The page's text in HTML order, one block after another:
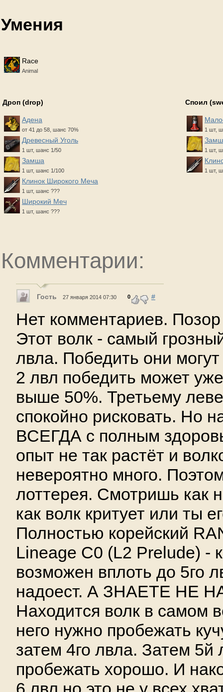
Умения
Race
Animal
Дроп (drop)
Адена
от 41 до 58, шанс 70%
Древесный Уголь
1 шт, шанс 1/50
Замша
1 шт, шанс 1/100
Клинок Широкого Меча
1 шт, шанс ???
Широкий Меч
1 шт, шанс ???
Споил
1 шт,
1 шт,
1 шт,
Комментарии:
Гость 27 января 2014 07:30 0 #
Нет комментариев.
Этот волк - самый
лвла. Победить они
2 лвл победить может
выше 50%. Третьему
спокойно рисковать. Но
ВСЕГДА с полным
опыт не так растёт и
невероятно много.
лоттерея. Смотришь как
как волк критует или ты
Полностью корейский
Lineage C0 (L2 Prelude) -
возможен вплоть до 5го
надоест. А ЗНАЕТЕ НЕ
Находится волк в самом
него нужно пробежать
затем 4го лвла. Затем 5й
пробежать хорошо. И